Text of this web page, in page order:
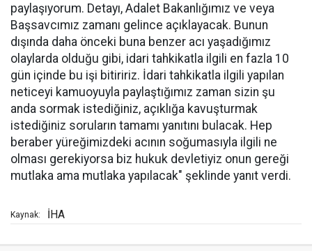
paylaşıyorum. Detayı, Adalet Bakanlığımız ve veya
Başsavcımız zamanı gelince açıklayacak. Bunun
dışında daha önceki buna benzer acı yaşadığımız
olaylarda olduğu gibi, idari tahkikatla ilgili en fazla 10
gün içinde bu işi bitiririz. İdari tahkikatla ilgili yapılan
neticeyi kamuoyuyla paylaştığımız zaman sizin şu
anda sormak istediğiniz, açıklığa kavuşturmak
istediğiniz soruların tamamı yanıtını bulacak. Hep
beraber yüreğimizdeki acının soğumasıyla ilgili ne
olması gerekiyorsa biz hukuk devletiyiz onun gereği
mutlaka ama mutlaka yapılacak" şeklinde yanıt verdi.
Kaynak: İHA